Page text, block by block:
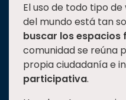
TEMAS
Oferta
educativa
El uso de todo tipo
del mundo está tan
buscar los espacios
comunidad se reúna
propia ciudadanía e
participativa.